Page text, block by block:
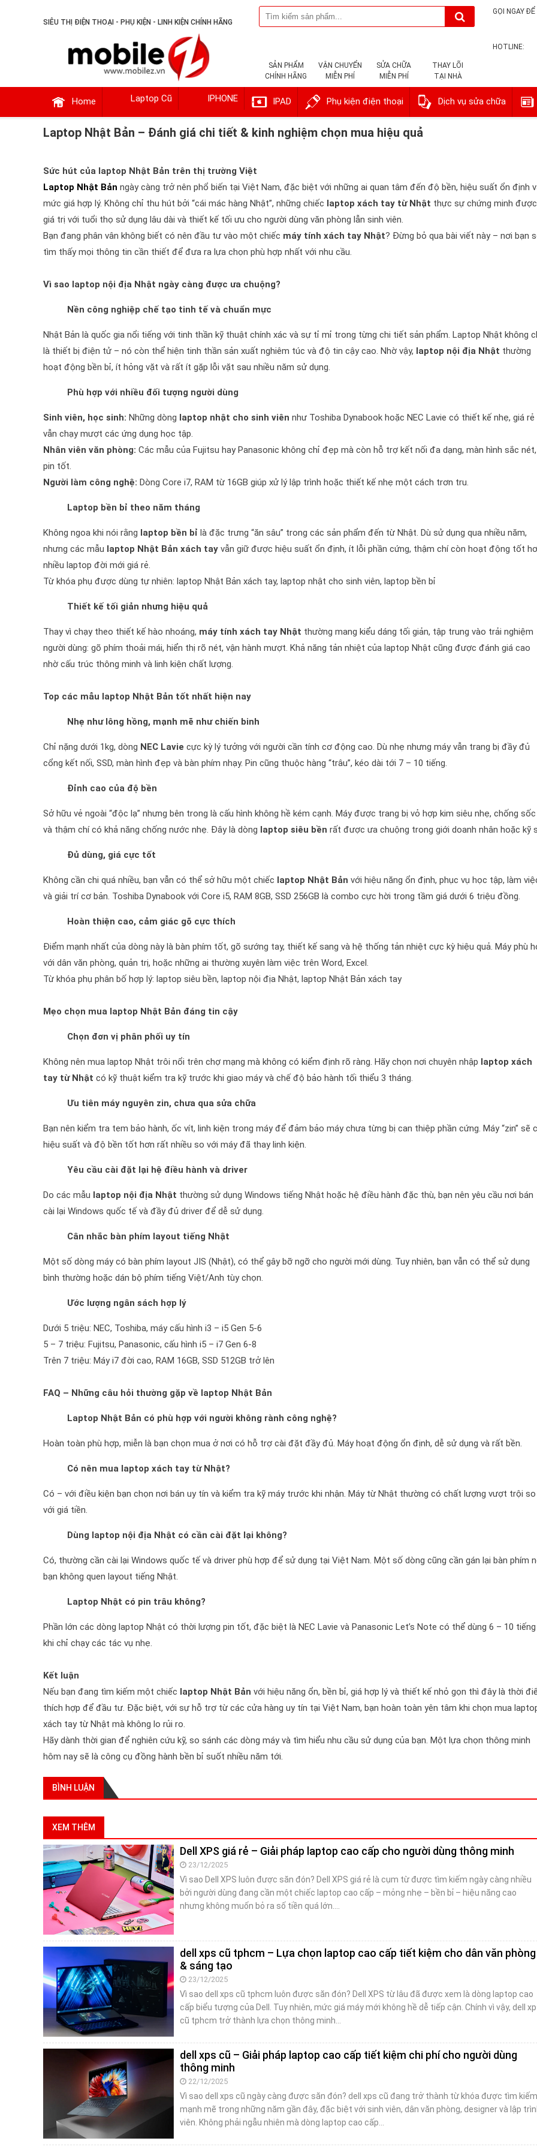
SIÊU THỊ ĐIỆN THOẠI - PHỤ KIỆN - LINH KIỆN CHÍNH HÃNG
SẢN PHẨM
CHÍNH HÃNG
VẬN CHUYỂN
MIỄN PHÍ
SỬA CHỮA
MIỄN PHÍ
THAY LÕI
TẠI NHÀ
GỌI NGAY
HOTLINE:
Home Laptop Cũ IPHONE IPAD Phụ kiện điện thoại Dịch vụ sửa chữa
Laptop Nhật Bản – Đánh giá chi tiết & kinh nghiệm chọn mua hiệu quả
Sức hút của laptop Nhật Bản trên thị trường Việt
Laptop Nhật Bản ngày càng trở nên phổ biến tại Việt Nam, đặc biệt với những ai quan tâm đến độ bền, hiệu suất ổn định
mức giá hợp lý. Không chỉ thu hút bởi “cái mác hàng Nhật”, những chiếc laptop xách tay từ Nhật thực sự chứng minh được
giá trị với tuổi thọ sử dụng lâu dài và thiết kế tối ưu cho người dùng văn phòng lẫn sinh viên.
Bạn đang phân vân không biết có nên đầu tư vào một chiếc máy tính xách tay Nhật? Đừng bỏ qua bài viết này – nơi bạn
tìm thấy mọi thông tin cần thiết để đưa ra lựa chọn phù hợp nhất với nhu cầu.
Vì sao laptop nội địa Nhật ngày càng được ưa chuộng?
Nền công nghiệp chế tạo tinh tế và chuẩn mực
Nhật Bản là quốc gia nổi tiếng với tinh thần kỹ thuật chính xác và sự tỉ mỉ trong từng chi tiết sản phẩm. Laptop Nhật không
là thiết bị điện tử – nó còn thể hiện tinh thần sản xuất nghiêm túc và độ tin cậy cao. Nhờ vậy, laptop nội địa Nhật thường
hoạt động bền bỉ, ít hỏng vặt và rất ít gặp lỗi vặt sau nhiều năm sử dụng.
Phù hợp với nhiều đối tượng người dùng
Sinh viên, học sinh: Những dòng laptop nhật cho sinh viên như Toshiba Dynabook hoặc NEC Lavie có thiết kế nhẹ, giá rẻ
vẫn chạy mượt các ứng dụng học tập.
Nhân viên văn phòng: Các mẫu của Fujitsu hay Panasonic không chỉ đẹp mà còn hỗ trợ kết nối đa dạng, màn hình sắc nét,
pin tốt.
Người làm công nghệ: Dòng Core i7, RAM từ 16GB giúp xử lý lập trình hoặc thiết kế nhẹ một cách trơn tru.
Laptop bền bỉ theo năm tháng
Không ngoa khi nói rằng laptop bền bỉ là đặc trưng “ăn sâu” trong các sản phẩm đến từ Nhật. Dù sử dụng qua nhiều năm,
nhưng các mẫu laptop Nhật Bản xách tay vẫn giữ được hiệu suất ổn định, ít lỗi phần cứng, thậm chí còn hoạt động tốt
nhiều laptop đời mới giá rẻ.
Từ khóa phụ được dùng tự nhiên: laptop Nhật Bản xách tay, laptop nhật cho sinh viên, laptop bền bỉ
Thiết kế tối giản nhưng hiệu quả
Thay vì chạy theo thiết kế hào nhoáng, máy tính xách tay Nhật thường mang kiểu dáng tối giản, tập trung vào trải nghiệm
người dùng: gõ phím thoải mái, hiển thị rõ nét, vận hành mượt. Khả năng tản nhiệt của laptop Nhật cũng được đánh giá cao
nhờ cấu trúc thông minh và linh kiện chất lượng.
Top các mẫu laptop Nhật Bản tốt nhất hiện nay
Nhẹ như lông hồng, mạnh mẽ như chiến binh
Chỉ nặng dưới 1kg, dòng NEC Lavie cực kỳ lý tưởng với người cần tính cơ động cao. Dù nhẹ nhưng máy vẫn trang bị đầy đủ
cổng kết nối, SSD, màn hình đẹp và bàn phím nhạy. Pin cũng thuộc hàng “trâu”, kéo dài tới 7 – 10 tiếng.
Đỉnh cao của độ bền
Sở hữu vẻ ngoài “độc lạ” nhưng bên trong là cấu hình không hề kém cạnh. Máy được trang bị vỏ hợp kim siêu nhẹ, chống sốc
và thậm chí có khả năng chống nước nhẹ. Đây là dòng laptop siêu bền rất được ưa chuộng trong giới doanh nhân hoặc kỹ
Đủ dùng, giá cực tốt
Không cần chi quá nhiều, bạn vẫn có thể sở hữu một chiếc laptop Nhật Bản với hiệu năng ổn định, phục vụ học tập, làm
và giải trí cơ bản. Toshiba Dynabook với Core i5, RAM 8GB, SSD 256GB là combo cực hời trong tầm giá dưới 6 triệu đồng.
Hoàn thiện cao, cảm giác gõ cực thích
Điểm mạnh nhất của dòng này là bàn phím tốt, gõ sướng tay, thiết kế sang và hệ thống tản nhiệt cực kỳ hiệu quả. Máy phù
với dân văn phòng, quản trị, hoặc những ai thường xuyên làm việc trên Word, Excel.
Từ khóa phụ phân bố hợp lý: laptop siêu bền, laptop nội địa Nhật, laptop Nhật Bản xách tay
Mẹo chọn mua laptop Nhật Bản đáng tin cậy
Chọn đơn vị phân phối uy tín
Không nên mua laptop Nhật trôi nổi trên chợ mạng mà không có kiểm định rõ ràng. Hãy chọn nơi chuyên nhập laptop xách
tay từ Nhật có kỹ thuật kiểm tra kỹ trước khi giao máy và chế độ bảo hành tối thiểu 3 tháng.
Ưu tiên máy nguyên zin, chưa qua sửa chữa
Bạn nên kiểm tra tem bảo hành, ốc vít, linh kiện trong máy để đảm bảo máy chưa từng bị can thiệp phần cứng. Máy “zin” sẽ
hiệu suất và độ bền tốt hơn rất nhiều so với máy đã thay linh kiện.
Yêu cầu cài đặt lại hệ điều hành và driver
Do các mẫu laptop nội địa Nhật thường sử dụng Windows tiếng Nhật hoặc hệ điều hành đặc thù, bạn nên yêu cầu nơi bán
cài lại Windows quốc tế và đầy đủ driver để dễ sử dụng.
Cân nhắc bàn phím layout tiếng Nhật
Một số dòng máy có bàn phím layout JIS (Nhật), có thể gây bỡ ngỡ cho người mới dùng. Tuy nhiên, bạn vẫn có thể sử dụng
bình thường hoặc dán bộ phím tiếng Việt/Anh tùy chọn.
Ước lượng ngân sách hợp lý
Dưới 5 triệu: NEC, Toshiba, máy cấu hình i3 – i5 Gen 5-6
5 – 7 triệu: Fujitsu, Panasonic, cấu hình i5 – i7 Gen 6-8
Trên 7 triệu: Máy i7 đời cao, RAM 16GB, SSD 512GB trở lên
FAQ – Những câu hỏi thường gặp về laptop Nhật Bản
Laptop Nhật Bản có phù hợp với người không rành công nghệ?
Hoàn toàn phù hợp, miễn là bạn chọn mua ở nơi có hỗ trợ cài đặt đầy đủ. Máy hoạt động ổn định, dễ sử dụng và rất bền.
Có nên mua laptop xách tay từ Nhật?
Có – với điều kiện bạn chọn nơi bán uy tín và kiểm tra kỹ máy trước khi nhận. Máy từ Nhật thường có chất lượng vượt trội so
với giá tiền.
Dùng laptop nội địa Nhật có cần cài đặt lại không?
Có, thường cần cài lại Windows quốc tế và driver phù hợp để sử dụng tại Việt Nam. Một số dòng cũng cần gán lại bàn phím
bạn không quen layout tiếng Nhật.
Laptop Nhật có pin trâu không?
Phần lớn các dòng laptop Nhật có thời lượng pin tốt, đặc biệt là NEC Lavie và Panasonic Let’s Note có thể dùng 6 – 10 tiếng
khi chỉ chạy các tác vụ nhẹ.
Kết luận
Nếu bạn đang tìm kiếm một chiếc laptop Nhật Bản với hiệu năng ổn, bền bỉ, giá hợp lý và thiết kế nhỏ gọn thì đây là thời
thích hợp để đầu tư. Đặc biệt, với sự hỗ trợ từ các cửa hàng uy tín tại Việt Nam, bạn hoàn toàn yên tâm khi chọn mua
xách tay từ Nhật mà không lo rủi ro.
Hãy dành thời gian để nghiên cứu kỹ, so sánh các dòng máy và tìm hiểu nhu cầu sử dụng của bạn. Một lựa chọn thông minh
hôm nay sẽ là công cụ đồng hành bền bỉ suốt nhiều năm tới.
BÌNH LUẬN
XEM THÊM
Dell XPS giá rẻ – Giải pháp laptop cao cấp cho người dùng thông minh
23/12/2025
Vì sao Dell XPS luôn được săn đón? Dell XPS giá rẻ là cụm từ được tìm kiếm ngày càng nhiều
bởi người dùng đang cần một chiếc laptop cao cấp – mỏng nhẹ – bền bỉ – hiệu năng cao
nhưng không muốn bỏ ra số tiền quá lớn….
dell xps cũ tphcm – Lựa chọn laptop cao cấp tiết kiệm cho dân văn phòng
& sáng tạo
23/12/2025
Vì sao dell xps cũ tphcm luôn được săn đón? Dell XPS từ lâu đã được xem là dòng laptop cao
cấp biểu tượng của Dell. Tuy nhiên, mức giá máy mới không hề dễ tiếp cận. Chính vì vậy, dell
cũ tphcm trở thành lựa chọn thông minh…
dell xps cũ – Giải pháp laptop cao cấp tiết kiệm chi phí cho người dùng
thông minh
22/12/2025
Vì sao dell xps cũ ngày càng được săn đón? dell xps cũ đang trở thành từ khóa được tìm
mạnh mẽ trong những năm gần đây, đặc biệt với sinh viên, dân văn phòng, designer và lập
viên. Không phải ngẫu nhiên mà dòng laptop cao cấp…